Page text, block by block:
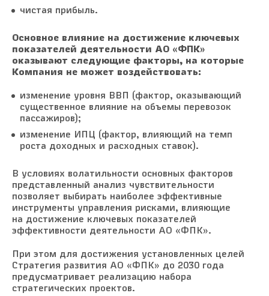
чистая прибыль.
Основное влияние на достижение ключевых
показателей деятельности АО «ФПК»
оказывают следующие факторы, на которые
Компания не может воздействовать:
изменение уровня ВВП (фактор, оказывающий
существенное влияние на объемы перевозок
пассажиров);
изменение ИПЦ (фактор, влияющий на темп
роста доходных и расходных ставок).
В условиях волатильности основных факторов
представленный анализ чувствительности
позволяет выбирать наиболее эффективные
инструменты управления рисками, влияющие
на достижение ключевых показателей
эффективности деятельности АО «ФПК».
При этом для достижения установленных целей
Стратегия развития АО «ФПК» до 2030 года
предусматривает реализацию набора
стратегических проектов.